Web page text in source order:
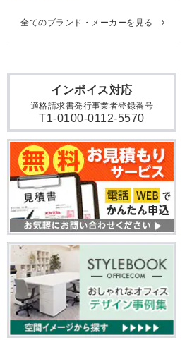
インボイス対応
適格請求書発行事業者登録番号
T1-0100-0112-5570
全てのブランド・メーカーを見る